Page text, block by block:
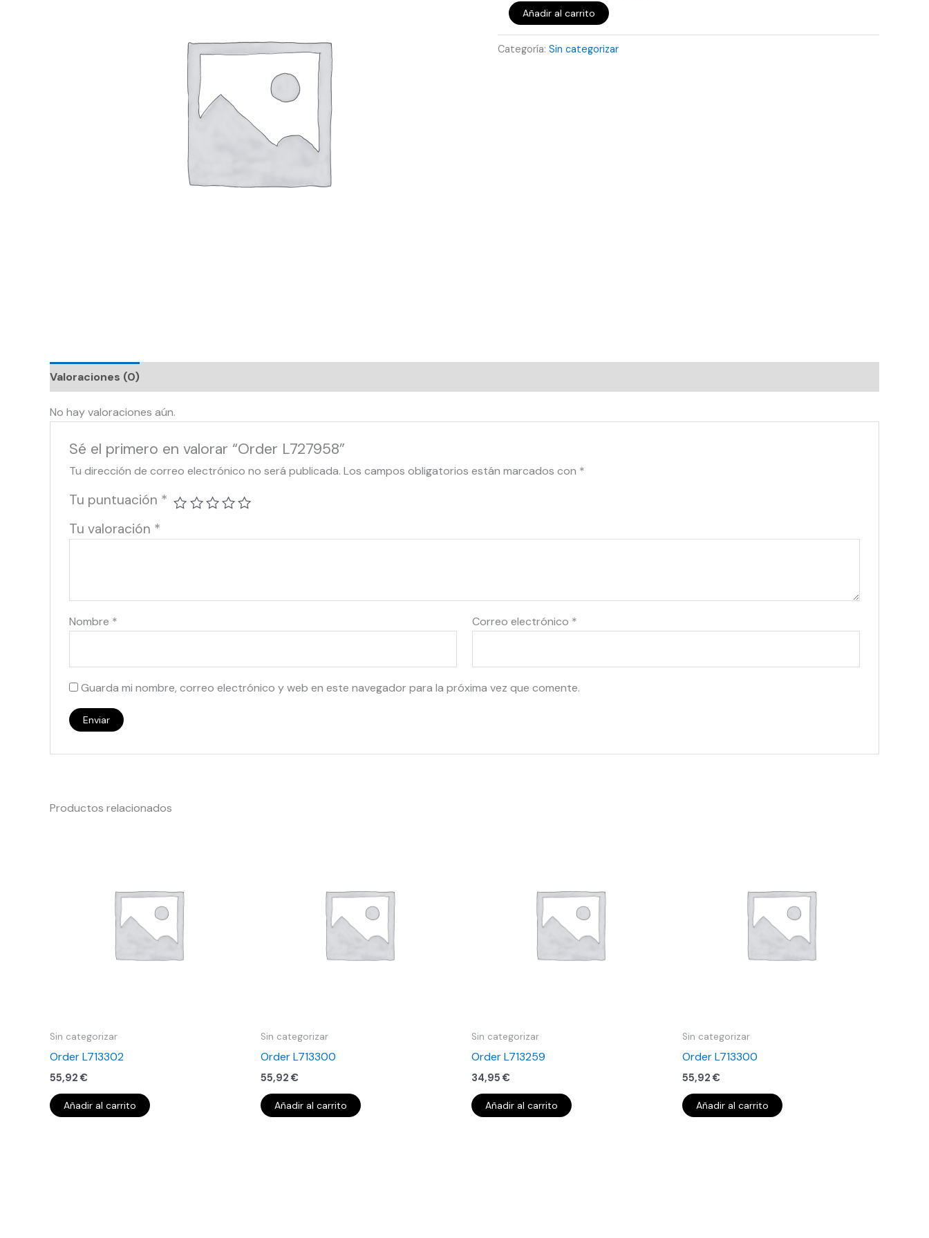
Añadir al carrito
Categoría: Sin categorizar
Valoraciones (0)
No hay valoraciones aún.
Sé el primero en valorar “Order L727958”
Tu dirección de correo electrónico no será publicada. Los campos obligatorios están marcados con *
Tu puntuación *
Tu valoración *
Nombre * Correo electrónico *
Guarda mi nombre, correo electrónico y web en este navegador para la próxima vez que comente.
Productos relacionados
Sin categorizar
Order L713302
55,92 €
Añadir al carrito
Sin categorizar
Order L713300
55,92 €
Añadir al carrito
Sin categorizar
Order L713259
34,95 €
Añadir al carrito
Sin categorizar
Order L713300
55,92 €
Añadir al carrito